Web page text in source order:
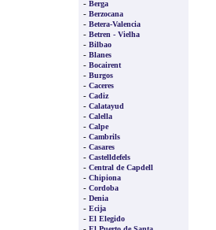
- Berga
- Berzocana
- Betera-Valencia
- Betren - Vielha
- Bilbao
- Blanes
- Bocairent
- Burgos
- Caceres
- Cadiz
- Calatayud
- Calella
- Calpe
- Cambrils
- Casares
- Castelldefels
- Central de Capdell
- Chipiona
- Cordoba
- Denia
- Ecija
- El Elegido